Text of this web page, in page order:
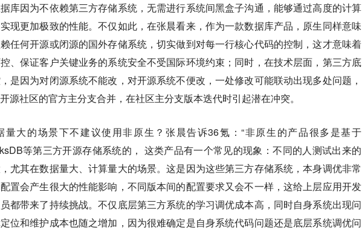
库因为不依赖第三方存储系统，无需进行系统间黑盒子沟通，能够通过高度的计算
现更加极致的性能。不仅如此，在张晨看来，作为一款数据库产品，原生同样意味
任何开源或闭源的国外存储系统，切实做到对每一行核心代码的控制，这才意味着
、保证客户关键业务的系统安全不受国际环境约束；同时，在技术层面，第三方底
是因为对闭源系统不能改，对开源系统不便改，一处修改可能联动出现多处问题，
源社区的官方主分支合并，在社区主分支版本迭代时引起潜在冲突。
量大的场景下不建议使用非原生？张晨告诉36氪：“非原生的产品很多是基于
等第三方开源存储系统的， 这类产品有一个常见的现象：不同的人测试出来的
尤其在数据量大、计算量大的场景。这是因为这些第三方存储系统，本身调优非常
置会产生很大的性能影响，不同版本间的配置要求又会不一样，这给上层应用开发
都带来了持续挑战。不仅底层第三方系统的学习调优成本高，同时自身系统出现问
位和维护成本也随之增加，因为很难确定是自身系统代码问题还是底层系统调优问